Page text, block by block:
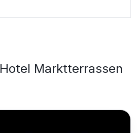
Hotel Marktterrassen